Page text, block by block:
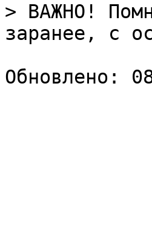
> ВАЖНО!
заранее, с